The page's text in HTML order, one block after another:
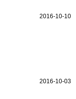
2016-10-10
2016-10-03